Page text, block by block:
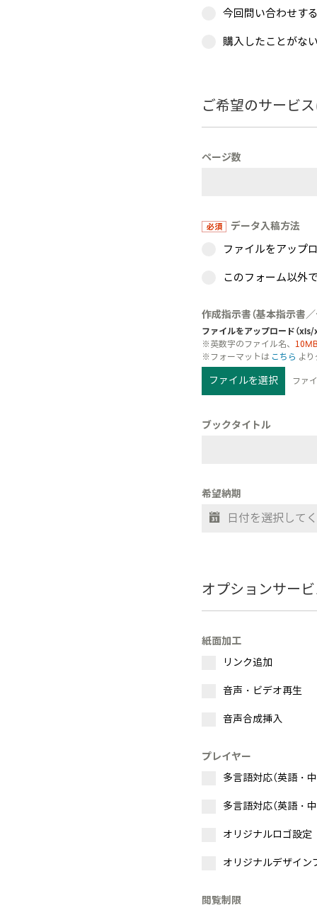
今回問い合わせす
購入したことがな
ご希望のサービ
ページ数
データ入稿方法
ファイルをアップ
このフォーム以外
作成指示書（基本指示書
ファイルをアップロード（
※英数字のファイル名、
※フォーマットは こちら よ
ファイルを選択 ファ
ブックタイトル
希望納期
オプションサー
紙面加工
リンク追加
音声・ビデオ再生
音声合成挿入
プレイヤー
多言語対応（英語・中
多言語対応（英語・
オリジナルロゴ設定
オリジナルデザイン
閲覧制限